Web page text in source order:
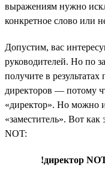
выражениям нужно
конкретное слово или
Допустим, вас
руководителей. Но по
получите в
директоров — потому
«директор». Но можно
«заместитель». Вот
NOT:
!директор